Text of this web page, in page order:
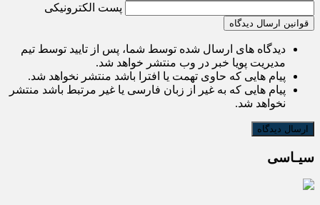
پست الکترونیکی
قوانین ارسال دیدگاه
دیدگاه های ارسال شده توسط شما، پس از تایید توسط تیم
مدیریت پویا خبر در وب منتشر خواهد شد.
پیام هایی که حاوی تهمت یا افترا باشد منتشر نخواهد شد.
پیام هایی که به غیر از زبان فارسی یا غیر مرتبط باشد منتشر
نخواهد شد.
سیـاسی